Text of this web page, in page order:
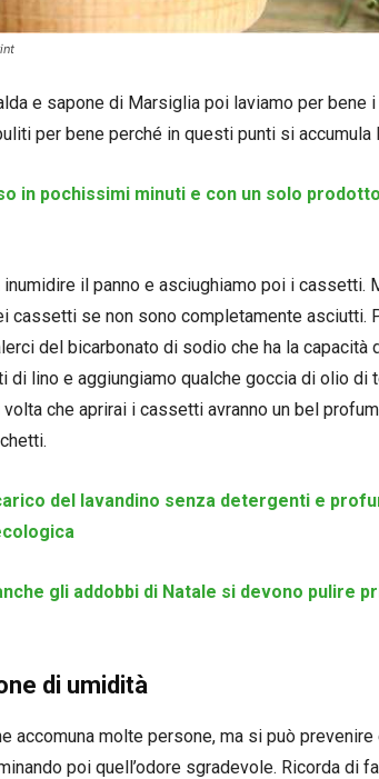
e sapone di Marsiglia poi laviamo per bene
per bene perché in questi punti si accumula
in pochissimi minuti e con un solo
il panno e asciughiamo poi i cassetti.
cassetti se non sono completamente asciutti.
del bicarbonato di sodio che ha la capacità
di lino e aggiungiamo qualche goccia di olio di
che aprirai i cassetti avranno un bel
del lavandino senza detergenti e
gli addobbi di Natale si devono pulire
di umidità
accomuna molte persone, ma si può
poi quell’odore sgradevole. Ricorda di